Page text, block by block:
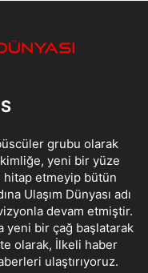
grubu olarak
yeni bir yüze
etmeyip bütün
Ulaşım Dünyası adı
devam etmiştir.
yeni bir çağ başlatarak
olarak, İlkeli haber
ulaştırıyoruz.